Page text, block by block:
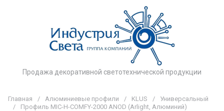
Продажа декоративной светотехнической продукции
Главная / Алюминиевые профили / KLUS /
Универсальный
/
Профиль MIC-H-COMFY-2000 ANOD (Arlight, Алюминий)